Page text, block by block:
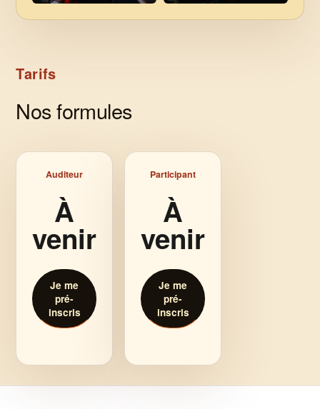
Tarifs
Nos formules
Auditeur
À
venir
Je me
pré-
inscris
Participant
À
venir
Je me
pré-
inscris